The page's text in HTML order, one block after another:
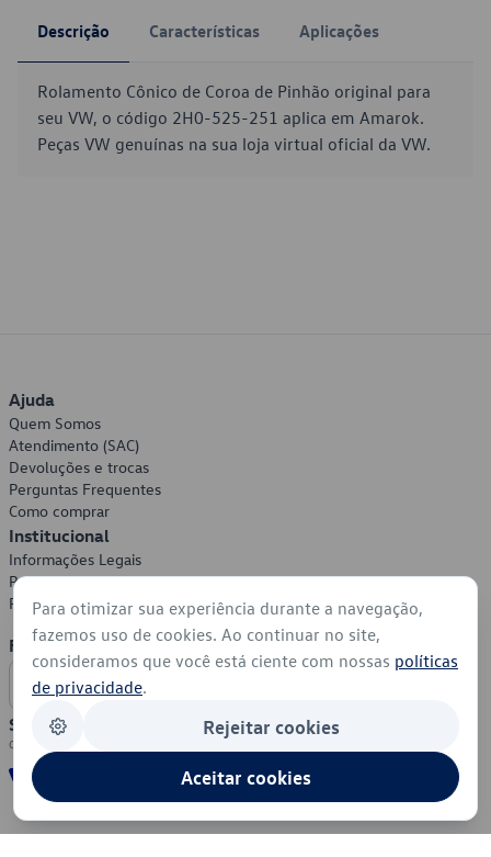
Descrição Características Aplicações
Rolamento Cônico de Coroa de Pinhão original para
seu VW, o código 2H0-525-251 aplica em Amarok.
Peças VW genuínas na sua loja virtual oficial da VW.
Ajuda
Quem Somos
Atendimento (SAC)
Devoluções e trocas
Perguntas Frequentes
Como comprar
Institucional
Informações Legais
Política de Privacidade
Política de Cookies
Formas de Pagamento
Segurança
Para otimizar sua experiência durante a navegação,
fazemos uso de cookies. Ao continuar no site,
consideramos que você está ciente com nossas políticas
de privacidade.
Rejeitar cookies
Aceitar cookies